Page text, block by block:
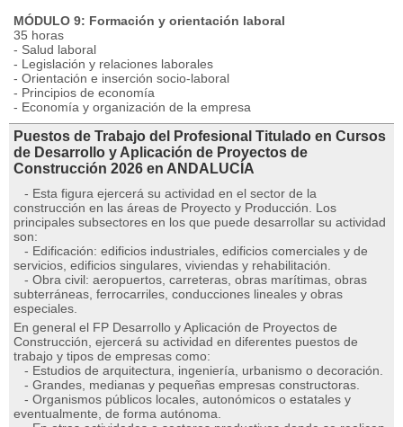
MÓDULO 9: Formación y orientación laboral
35 horas
- Salud laboral
- Legislación y relaciones laborales
- Orientación e inserción socio-laboral
- Principios de economía
- Economía y organización de la empresa
Puestos de Trabajo del Profesional Titulado en Cursos
de Desarrollo y Aplicación de Proyectos de
Construcción 2026 en ANDALUCÍA
- Esta figura ejercerá su actividad en el sector de la
construcción en las áreas de Proyecto y Producción. Los
principales subsectores en los que puede desarrollar su actividad
son:
- Edificación: edificios industriales, edificios comerciales y de
servicios, edificios singulares, viviendas y rehabilitación.
- Obra civil: aeropuertos, carreteras, obras marítimas, obras
subterráneas, ferrocarriles, conducciones lineales y obras
especiales.
En general el FP Desarrollo y Aplicación de Proyectos de
Construcción, ejercerá su actividad en diferentes puestos de
trabajo y tipos de empresas como:
- Estudios de arquitectura, ingeniería, urbanismo o decoración.
- Grandes, medianas y pequeñas empresas constructoras.
- Organismos públicos locales, autonómicos o estatales y
eventualmente, de forma autónoma.